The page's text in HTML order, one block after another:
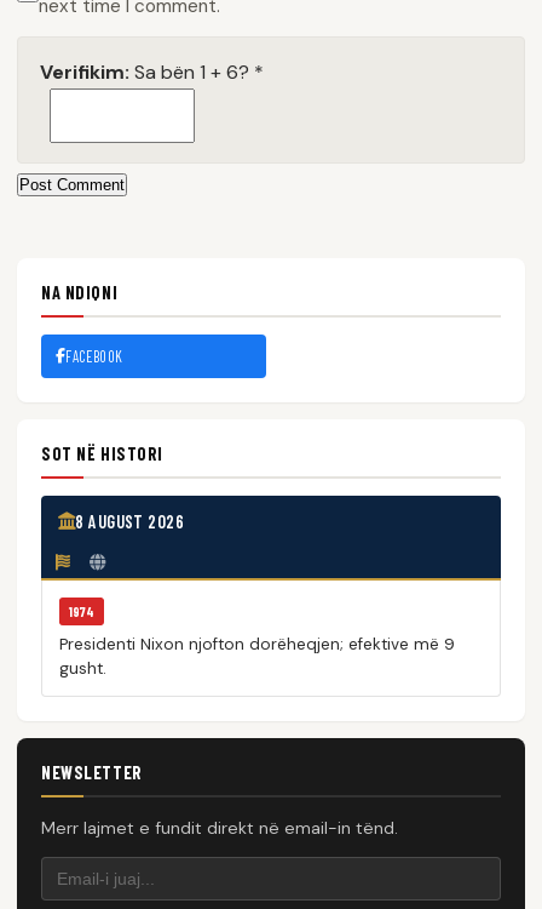
next time I comment.
Verifikim: Sa bën 1 + 6? *
Post Comment
NA NDIQNI
FACEBOOK
SOT NË HISTORI
8 AUGUST 2026
1974
Presidenti Nixon njofton dorëheqjen; efektive më 9
gusht.
NEWSLETTER
Merr lajmet e fundit direkt në email-in tënd.